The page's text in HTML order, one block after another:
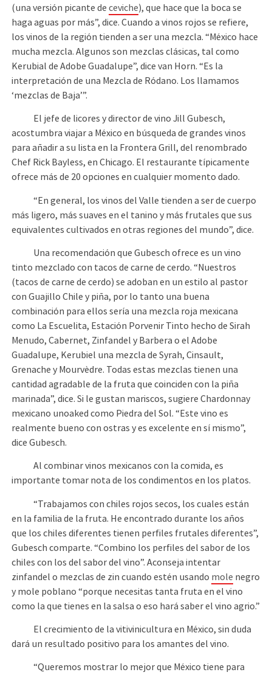
(una versión picante deceviche), que hace que la boca se
haga aguas por más”, dice. Cuando a vinos rojos se refiere,
los vinos de la región tienden a ser una mezcla. “México hace
mucha mezcla. Algunos son mezclas clásicas, tal como
Kerubial de Adobe Guadalupe”, dice van Horn. “Es la
interpretación de una Mezcla de Ródano. Los llamamos
‘mezclas de Baja’”.
El jefe de licores y director de vino Jill Gubesch,
acostumbra viajar a México en búsqueda de grandes vinos
para añadir a su lista en la Frontera Grill, del renombrado
Chef Rick Bayless, en Chicago. El restaurante típicamente
ofrece más de 20 opciones en cualquier momento dado.
“En general, los vinos del Valle tienden a ser de cuerpo
más ligero, más suaves en el tanino y más frutales que sus
equivalentes cultivados en otras regiones del mundo”, dice.
Una recomendación que Gubesch ofrece es un vino
tinto mezclado con tacos de carne de cerdo. “Nuestros
(tacos de carne de cerdo) se adoban en un estilo al pastor
con Guajillo Chile y piña, por lo tanto una buena
combinación para ellos sería una mezcla roja mexicana
como La Escuelita, Estación Porvenir Tinto hecho de Sirah
Menudo, Cabernet, Zinfandel y Barbera o el Adobe
Guadalupe, Kerubiel una mezcla de Syrah, Cinsault,
Grenache y Mourvèdre. Todas estas mezclas tienen una
cantidad agradable de la fruta que coinciden con la piña
marinada”, dice. Si le gustan mariscos, sugiere Chardonnay
mexicano unoaked como Piedra del Sol. “Este vino es
realmente bueno con ostras y es excelente en sí mismo”,
dice Gubesch.
Al combinar vinos mexicanos con la comida, es
importante tomar nota de los condimentos en los platos.
“Trabajamos con chiles rojos secos, los cuales están
en la familia de la fruta. He encontrado durante los años
que los chiles diferentes tienen perfiles frutales diferentes”,
Gubesch comparte. “Combino los perfiles del sabor de los
chiles con los del sabor del vino”. Aconseja intentar
zinfandel o mezclas de zin cuando estén usando mole negro
y mole poblano “porque necesitas tanta fruta en el vino
como la que tienes en la salsa o eso hará saber el vino agrio.”
El crecimiento de la vitivinicultura en México, sin duda
dará un resultado positivo para los amantes del vino.
“Queremos mostrar lo mejor que México tiene para